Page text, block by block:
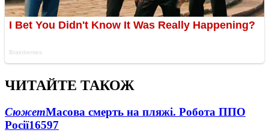
ЧИТАЙТЕ ТАКОЖ
СюжетМасова смерть на пляжі. Робота ППО
Росії16597